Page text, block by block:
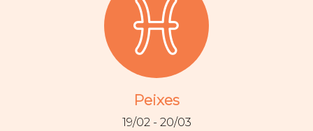
Peixes
19/02 - 20/03